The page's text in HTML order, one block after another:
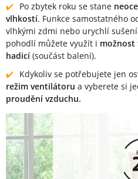
Po zbytek roku se stane
vlhkostí. Funkce samostatného
vlhkými zdmi nebo urychlí
pohodlí můžete využít i
hadicí (součást balení).
Kdykoliv se potřebujete jen
režim ventilátoru a vyberete si
proudění vzduchu.